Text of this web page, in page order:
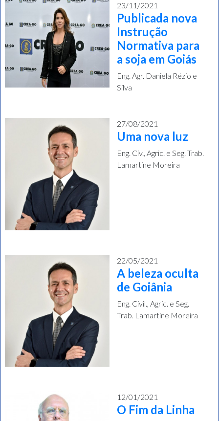
23/11/2021
Publicada nova
Instrução
Normativa para
a soja em Goiás
Eng. Agr. Daniela Rézio e
Silva
27/08/2021
Uma nova luz
Eng. Civ., Agric. e Seg. Trab.
Lamartine Moreira
22/05/2021
A beleza oculta
de Goiânia
Eng. Civil., Agric. e Seg.
Trab. Lamartine Moreira
12/01/2021
O Fim da Linha